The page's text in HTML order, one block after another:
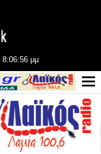
8:06:58 μμ